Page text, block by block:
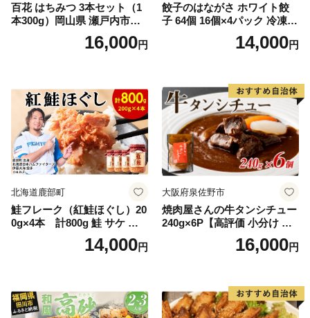
百花 はちみつ 3本セット（1
本300g）岡山県 瀬戸内市産
石黒農園 ヨーグルト パン 砂
糖の代わり 香り高い いい香
16,000円
餃子のはながさ ホワイト餃
子 64個 16個×4パック 冷凍
中華 点心 B級グルメ ご当地
野菜 おつまみ おかず 簡単調
ー ギフト お取り寄せ 日高市
14,000円
北海道鹿部町
鮭フレーク（紅鮭ほぐし）20
0g×4本 計800g 鮭 サケ 鮭
ほぐし サケフレーク シャケ
フレーク 鮭フレーク14,000円
大阪府泉佐野市
焼肉屋さんの牛タンシチュー
240g×6P【高評価 小分け 惣
菜 牛たん 一人暮らし 冷凍】
16,000円